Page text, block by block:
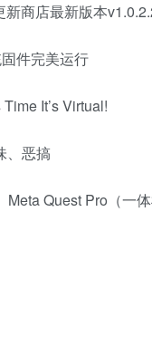
新商店最新版本
件完美运行
It’s Virtual!
、恶搞
Meta Quest Pro（一体